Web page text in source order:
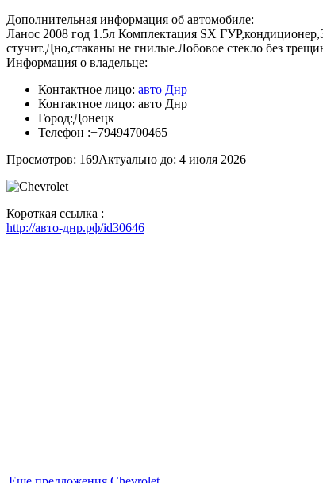
Дополнительная информация об автомобиле:
Ланос 2008 год 1.5л Комплектация SX
стучит.Дно,стаканы не гнилые.Лобовое стекло без
Информация о владельце:
Контактное лицо: авто Днр
Контактное лицо: авто Днр
Город:Донецк
Телефон :+79494700465
Просмотров: 169Актуально до: 4 июля 2026
Короткая ссылка :
http://авто-днр.рф/id30646